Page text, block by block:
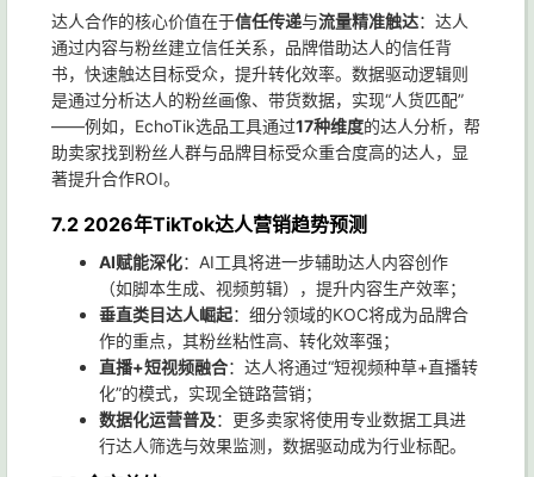
达人合作的核心价值在于信任传递与流量精准触达：达人
通过内容与粉丝建立信任关系，品牌借助达人的信任背
书，快速触达目标受众，提升转化效率。数据驱动逻辑则
是通过分析达人的粉丝画像、带货数据，实现“人货匹配”
——例如，EchoTik选品工具通过17种维度的达人分析，帮
助卖家找到粉丝人群与品牌目标受众重合度高的达人，显
著提升合作ROI。
7.2 2026年TikTok达人营销趋势预测
AI赋能深化：AI工具将进一步辅助达人内容创作
（如脚本生成、视频剪辑），提升内容生产效率；
垂直类目达人崛起：细分领域的KOC将成为品牌合
作的重点，其粉丝粘性高、转化效率强；
直播+短视频融合：达人将通过“短视频种草+直播转
化”的模式，实现全链路营销；
数据化运营普及：更多卖家将使用专业数据工具进
行达人筛选与效果监测，数据驱动成为行业标配。